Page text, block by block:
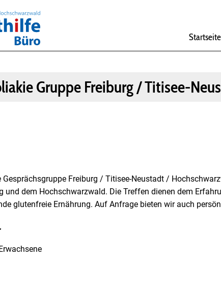
Startseite
Gruppe Freiburg / Titisee-
Gesprächsgruppe Freiburg / Titisee-Neustadt /
und dem Hochschwarzwald. Die Treffen dienen dem
glutenfreie Ernährung. Auf Anfrage bieten wir auch